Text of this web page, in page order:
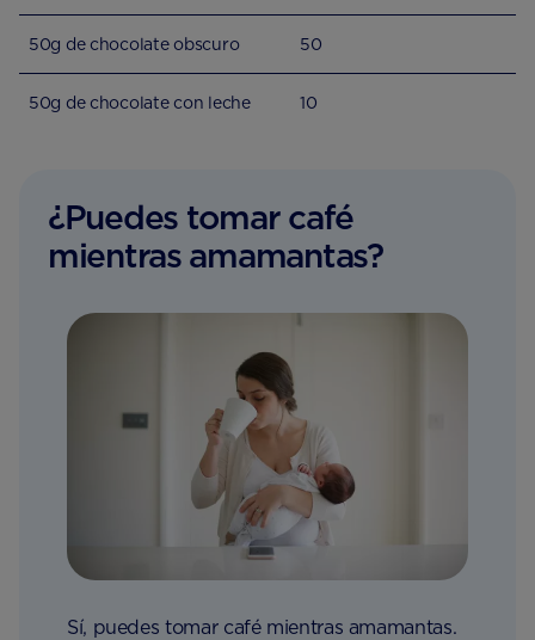
50g de chocolate obscuro 50
50g de chocolate con leche 10
¿Puedes tomar café
mientras amamantas?
Sí, puedes tomar café mientras amamantas.